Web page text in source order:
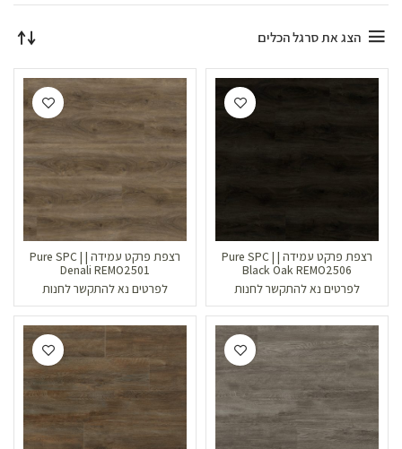
הצג את סרגל הכלים
רצפת פרקט עמידה | Pure SPC |
Black Oak REMO2506
לפרטים נא להתקשר לחנות
רצפת פרקט עמידה | Pure SPC |
Denali REMO2501
לפרטים נא להתקשר לחנות